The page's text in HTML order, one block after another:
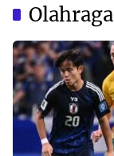
Olahraga